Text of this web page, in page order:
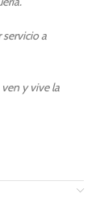
a
y vive la